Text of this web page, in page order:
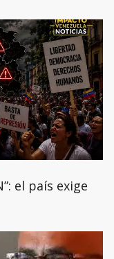
el país exige